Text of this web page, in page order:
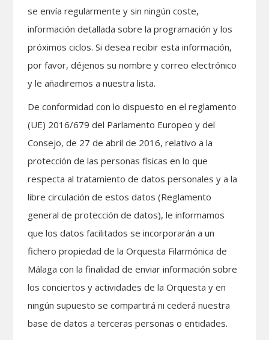
se envía regularmente y sin ningún coste,
información detallada sobre la programación y los
próximos ciclos. Si desea recibir esta información,
por favor, déjenos su nombre y correo electrónico
y le añadiremos a nuestra lista.
De conformidad con lo dispuesto en el reglamento
(UE) 2016/679 del Parlamento Europeo y del
Consejo, de 27 de abril de 2016, relativo a la
protección de las personas físicas en lo que
respecta al tratamiento de datos personales y a la
libre circulación de estos datos (Reglamento
general de protección de datos), le informamos
que los datos facilitados se incorporarán a un
fichero propiedad de la Orquesta Filarmónica de
Málaga con la finalidad de enviar información sobre
los conciertos y actividades de la Orquesta y en
ningún supuesto se compartirá ni cederá nuestra
base de datos a terceras personas o entidades.